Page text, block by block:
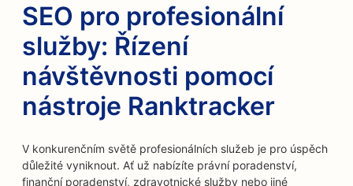
SEO pro profesionální
služby: Řízení
návštěvnosti pomocí
nástroje Ranktracker
V konkurenčním světě profesionálních služeb je pro úspěch
důležité vyniknout. Ať už nabízíte právní poradenství,
finanční poradenství, zdravotnické služby nebo jiné